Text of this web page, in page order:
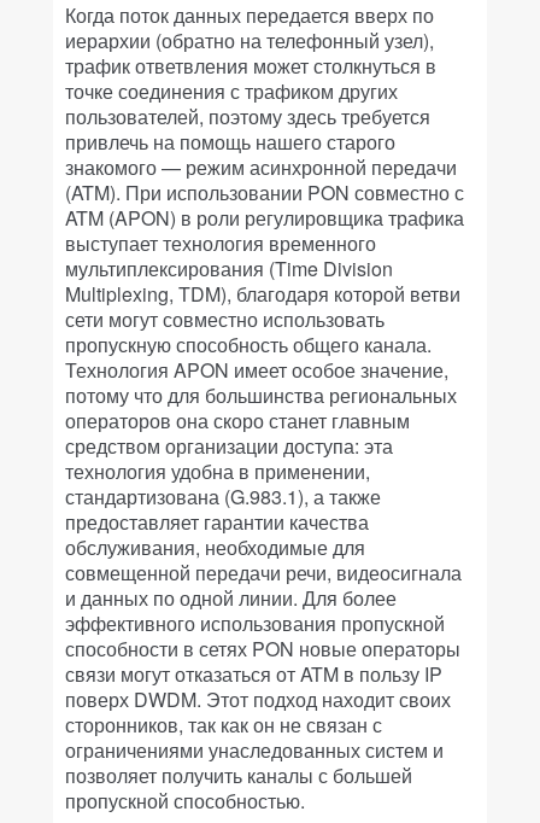
Когда поток данных передается вверх по
иерархии (обратно на телефонный узел),
трафик ответвления может столкнуться в
точке соединения с трафиком других
пользователей, поэтому здесь требуется
привлечь на помощь нашего старого
знакомого — режим асинхронной передачи
(ATM). При использовании PON совместно с
ATM (APON) в роли регулировщика трафика
выступает технология временного
мультиплексирования (Time Division
Multiplexing, TDM), благодаря которой ветви
сети могут совместно использовать
пропускную способность общего канала.
Технология APON имеет особое значение,
потому что для большинства региональных
операторов она скоро станет главным
средством организации доступа: эта
технология удобна в применении,
стандартизована (G.983.1), а также
предоставляет гарантии качества
обслуживания, необходимые для
совмещенной передачи речи, видеосигнала
и данных по одной линии. Для более
эффективного использования пропускной
способности в сетях PON новые операторы
связи могут отказаться от ATM в пользу IP
поверх DWDM. Этот подход находит своих
сторонников, так как он не связан с
ограничениями унаследованных систем и
позволяет получить каналы с большей
пропускной способностью.